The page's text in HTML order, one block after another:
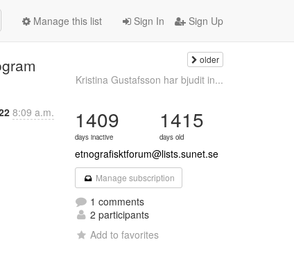
Sign In Sign Up
Manage this list
older
Kristina Gustafsson har bjudit in...
8:09 a.m. 1409
days inactive
1415
days old
etnografisktforum@lists.sunet.se
Manage subscription
1 comments
2 participants
Add to favorites